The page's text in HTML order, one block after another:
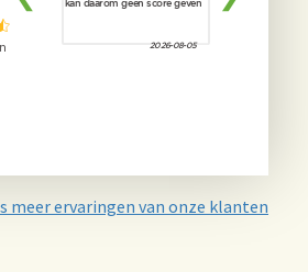
meer ervaringen van onze klanten